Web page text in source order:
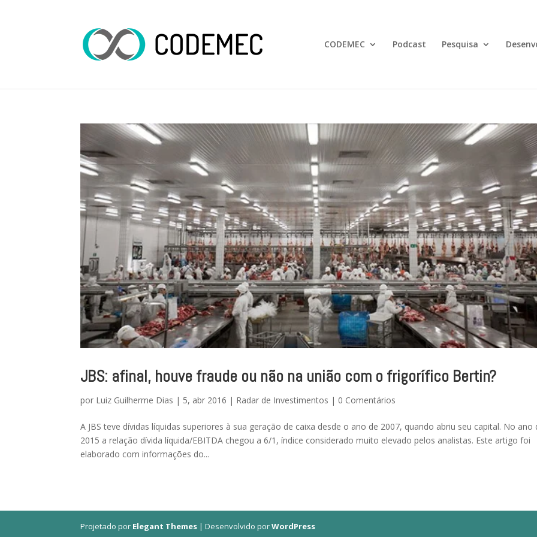
CODEMEC Podcast Pesquisa
JBS: afinal, houve fraude ou não na união com o frigorífico Bertin?
por Luiz Guilherme Dias | 5, abr 2016 | Radar de Investimentos | 0 Comentários
A JBS teve dívidas líquidas superiores à sua geração de caixa desde o ano de 2007, quando abriu seu capital. No ano
2015 a relação dívida líquida/EBITDA chegou a 6/1, índice considerado muito elevado pelos analistas. Este artigo foi
elaborado com informações do...
Projetado por Elegant Themes | Desenvolvido porWordPress